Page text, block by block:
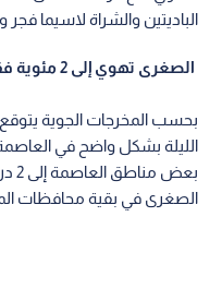
الباديتين والشراة لاسيما فجر
الصغرى تهوي إلى 2 مئوية فقط في العاصمة عمان
بحسب المخرجات الجوية
الليلة بشكل واضح في
الصغرى في بقية محافظات المملكة